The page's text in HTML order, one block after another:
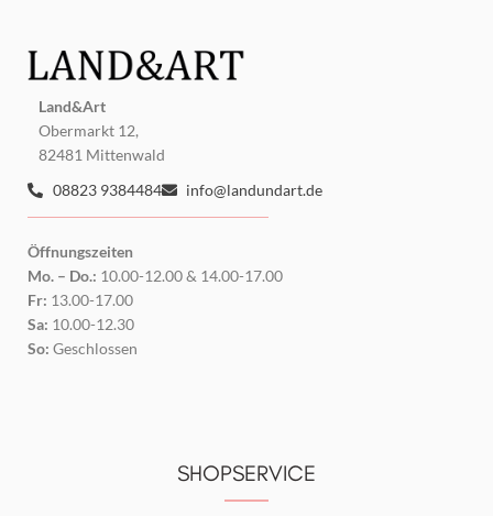
Land&Art
Obermarkt 12,
82481 Mittenwald
08823 9384484
info@landundart.de
Öffnungszeiten
Mo. – Do.: 10.00-12.00 & 14.00-17.00
Fr: 13.00-17.00
Sa: 10.00-12.30
So: Geschlossen
SHOPSERVICE